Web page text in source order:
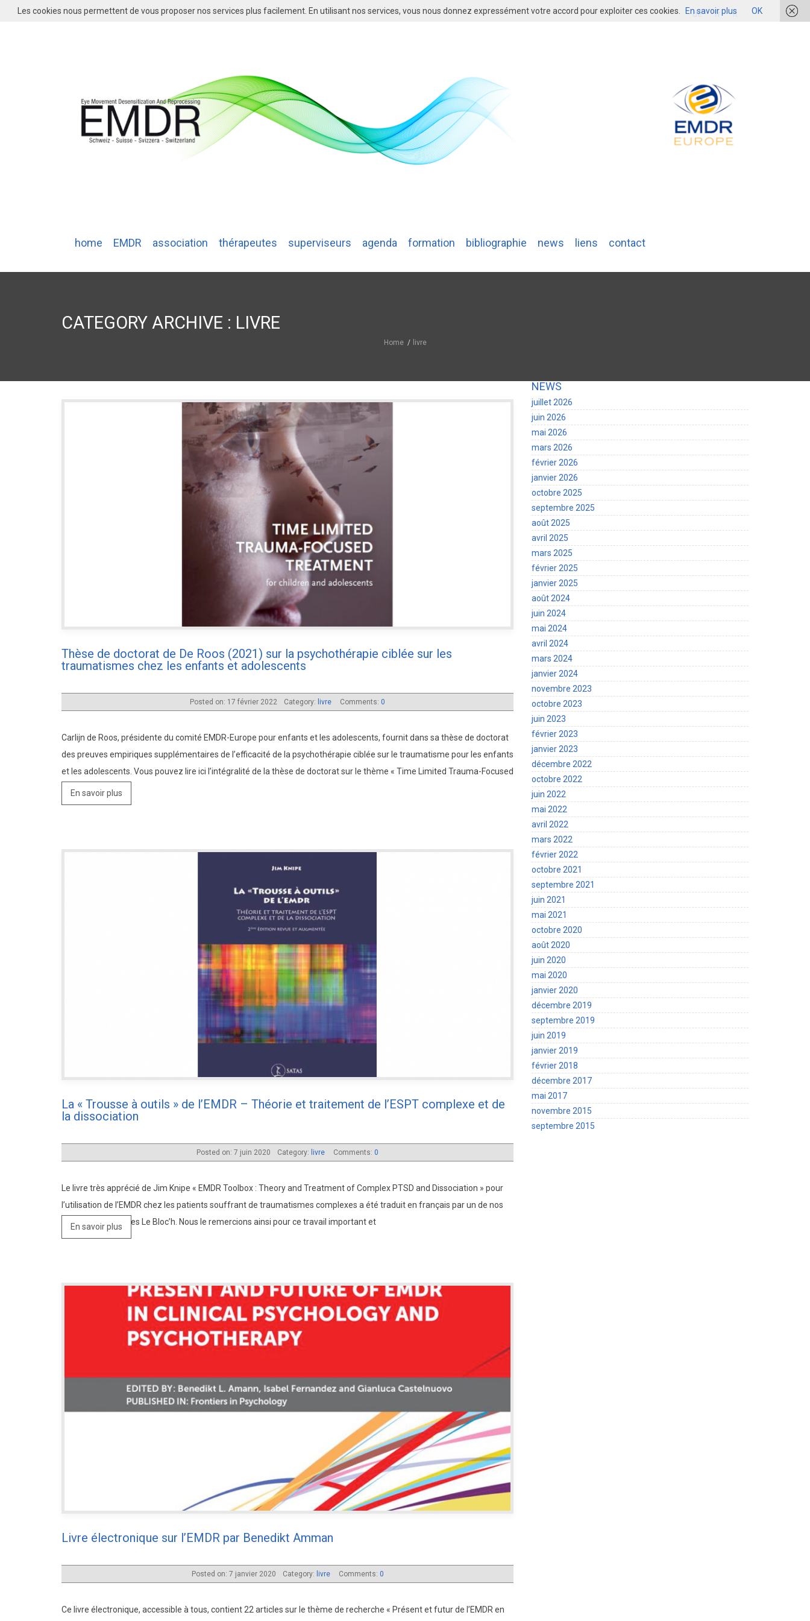
login de fr it
home EMDR association thérapeutes superviseurs agenda formation bibliographie news liens contact
CATEGORY ARCHIVE : LIVRE
Home livre
Thèse de doctorat de De Roos (2021) sur la psychothérapie ciblée sur les
traumatismes chez les enfants et adolescents
Posted on: 17 février 2022 Category: livre Comments: 0
Carlijn de Roos, présidente du comité EMDR-Europe pour enfants et les adolescents, fournit dans sa thèse de doctorat
des preuves empiriques supplémentaires de l’efficacité de la psychothérapie ciblée sur le traumatisme pour les enfants
et les adolescents. Vous pouvez lire ici l’intégralité de la thèse de doctorat sur le thème « Time Limited Trauma-Focused
Treatment for
En savoir plus
La « Trousse à outils » de l’EMDR – Théorie et traitement de l’ESPT complexe et de
la dissociation
Posted on: 7 juin 2020 Category: livre Comments: 0
Le livre très apprécié de Jim Knipe « EMDR Toolbox : Theory and Treatment of Complex PTSD and Dissociation » pour
l’utilisation de l’EMDR chez les patients souffrant de traumatismes complexes a été traduit en français par un de nos
membres, le Dr Yves Le Bloc’h. Nous le remercions ainsi pour ce travail important et
En savoir plus
Livre électronique sur l’EMDR par Benedikt Amman
Posted on: 7 janvier 2020 Category: livre Comments: 0
Ce livre électronique, accessible à tous, contient 22 articles sur le thème de recherche « Présent et futur de l’EMDR en
NEWS
juillet 2026
juin 2026
mai 2026
mars 2026
février 2026
janvier 2026
octobre 2025
septembre 2025
août 2025
avril 2025
mars 2025
février 2025
janvier 2025
août 2024
juin 2024
mai 2024
avril 2024
mars 2024
janvier 2024
novembre 2023
octobre 2023
juin 2023
février 2023
janvier 2023
décembre 2022
octobre 2022
juin 2022
mai 2022
avril 2022
mars 2022
février 2022
octobre 2021
septembre 2021
juin 2021
mai 2021
octobre 2020
août 2020
juin 2020
mai 2020
janvier 2020
décembre 2019
septembre 2019
juin 2019
janvier 2019
février 2018
décembre 2017
mai 2017
novembre 2015
septembre 2015
Les cookies nous permettent de vous proposer nos services plus facilement. En utilisant nos services, vous nous donnez expressément votre accord pour exploiter ces cookies. En savoir plus OK